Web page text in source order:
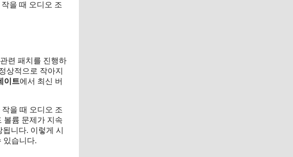
을 때 오디오 조
련 패치를 진행하
상적으로 작아지
이트에서 최신 버
을 때 오디오 조
볼륨 문제가 지속
니다. 이렇게 시
있습니다.